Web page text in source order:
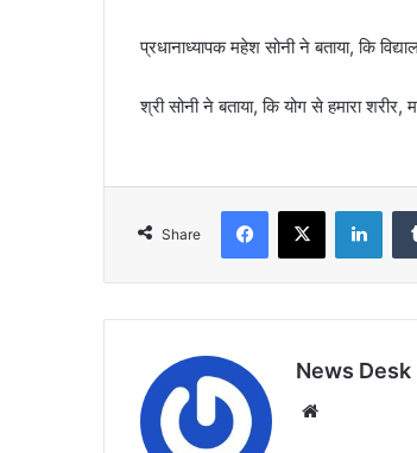
प्रधानाध्यापक महेश सोनी ने बताया, कि
श्री सोनी ने बताया, कि योग से हमारा
Share
Facebook
X
News Desk